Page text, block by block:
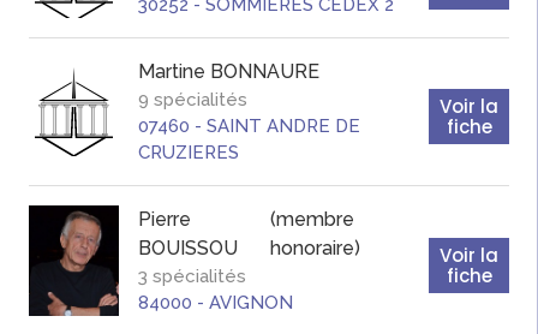
30252 - SOMMIERES CEDEX 2
Martine BONNAURE
9 spécialités
07460 - SAINT ANDRE DE
CRUZIERES
Voir la
fiche
Pierre
BOUISSOU
(membre
honoraire)
3 spécialités
84000 - AVIGNON
Voir la
fiche